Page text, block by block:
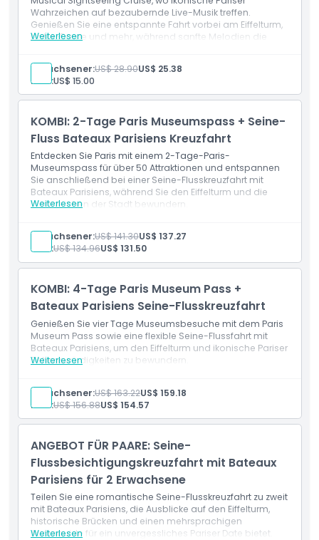
Dauer der Kreuzfahrt: 1 Stunde 10 Minuten
Wahrzeichen auf bezaubernde Live-Musik treffen.
Genießen Sie eine entspannte Fahrt vorbei am Eiffelturm,
Notre-Dame und mehr, während sanfte Melodien die
Weiterlesen
Leistungen
Digitaler Audioguide (Telefon-Download)
1-stündige Kreuzfahrt
Hintergrundmusik
Erwachsener:US$ 28.90US$ 25.38
Kind:US$ 15.00
KOMBI: 2-Tage Paris Museumspass + Seine-
Fluss Bateaux Parisiens Kreuzfahrt
Entdecken Sie Paris mit einem 2-Tage-Paris-
Museumspass für über 50 Attraktionen und entspannen
Sie anschließend bei einer Seine-Flusskreuzfahrt mit
Bateaux Parisiens, während Sie den Eiffelturm und die
Wahrzeichen der Stadt bewundern.
Weiterlesen
Erwachsener:US$ 141.30US$ 137.27
Kind:US$ 134.96US$ 131.50
KOMBI: 4-Tage Paris Museum Pass +
Bateaux Parisiens Seine-Flusskreuzfahrt
Genießen Sie vier Tage Museumsbesuche mit dem Paris
Museum Pass sowie eine flexible Seine-Flussfahrt mit
Bateaux Parisiens, um den Eiffelturm und ikonische Pariser
Sehenswürdigkeiten zu bewundern.
Weiterlesen
Erwachsener:US$ 163.22US$ 159.18
Kind:US$ 156.88US$ 154.57
ANGEBOT FÜR PAARE: Seine-
Flussbesichtigungskreuzfahrt mit Bateaux
Parisiens für 2 Erwachsene
Teilen Sie eine romantische Seine-Flusskreuzfahrt zu zweit
mit Bateaux Parisiens, die Ausblicke auf den Eiffelturm,
historische Brücken und einen mehrsprachigen
Audioguide für ein unvergessliches Pariser Date bietet.
Weiterlesen